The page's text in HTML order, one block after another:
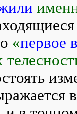
«первое